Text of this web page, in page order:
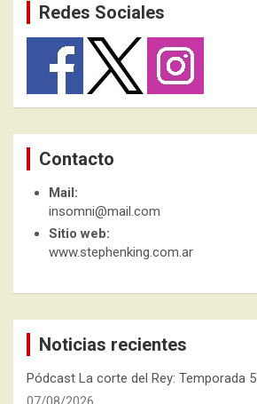
Redes Sociales
Contacto
Mail:
insomni@mail.com
Sitio web:
www.stephenking.com.ar
Noticias recientes
Pódcast La corte del Rey: Temporada 5